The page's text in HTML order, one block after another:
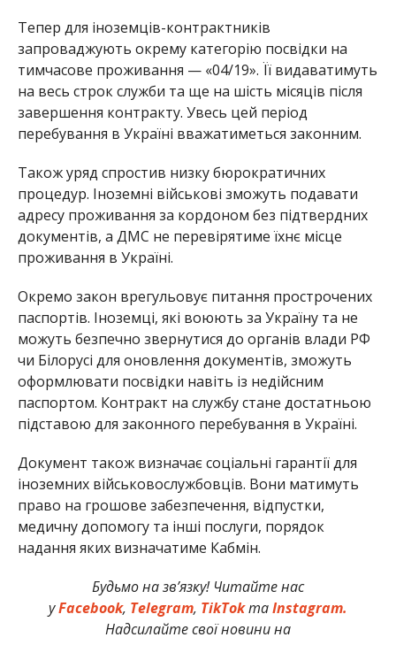
Тепер для іноземців-контрактників
запроваджують окрему категорію посвідки на
тимчасове проживання — «04/19». Її видаватимуть
на весь строк служби та ще на шість місяців після
завершення контракту. Увесь цей період
перебування в Україні вважатиметься законним.
Також уряд спростив низку бюрократичних
процедур. Іноземні військові зможуть подавати
адресу проживання за кордоном без підтвердних
документів, а ДМС не перевірятиме їхнє місце
проживання в Україні.
Окремо закон врегульовує питання прострочених
паспортів. Іноземці, які воюють за Україну та не
можуть безпечно звернутися до органів влади РФ
чи Білорусі для оновлення документів, зможуть
оформлювати посвідки навіть із недійсним
паспортом. Контракт на службу стане достатньою
підставою для законного перебування в Україні.
Документ також визначає соціальні гарантії для
іноземних військовослужбовців. Вони матимуть
право на грошове забезпечення, відпустки,
медичну допомогу та інші послуги, порядок
надання яких визначатиме Кабмін.
Будьмо на зв’язку! Читайте нас
уFacebook, Telegram, TikTokтаInstagram.
Надсилайте свої новини на